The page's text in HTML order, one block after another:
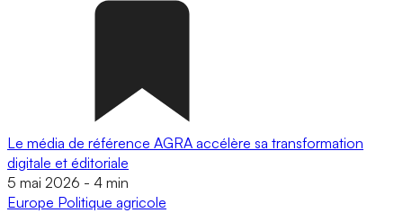
Le média de référence AGRA accélère sa transformation
digitale et éditoriale
5 mai 2026 - 4 min
Europe Politique agricole